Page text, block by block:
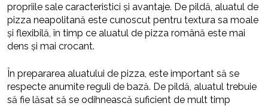
propriile sale caracteristici și avantaje. De pildă, aluatul de
pizza neapolitană este cunoscut pentru textura sa moale
și flexibilă, în timp ce aluatul de pizza română este mai
dens și mai crocant.
În prepararea aluatului de pizza, este important să se
respecte anumite reguli de bază. De pildă, aluatul trebuie
să fie lăsat să se odihnească suficient de mult timp